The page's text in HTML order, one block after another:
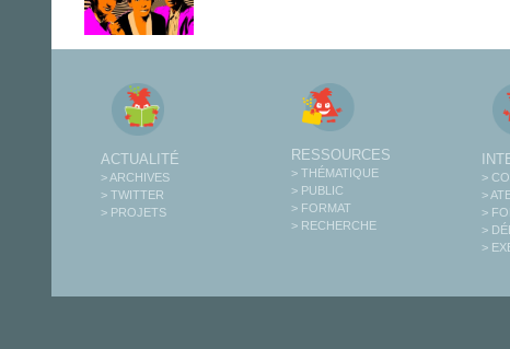
ACTUALITÉ
> ARCHIVES
> TWITTER
> PROJETS
RESSOURCES
> THÉMATIQUE
> PUBLIC
> FORMAT
> RECHERCHE
>
>
>
>
>